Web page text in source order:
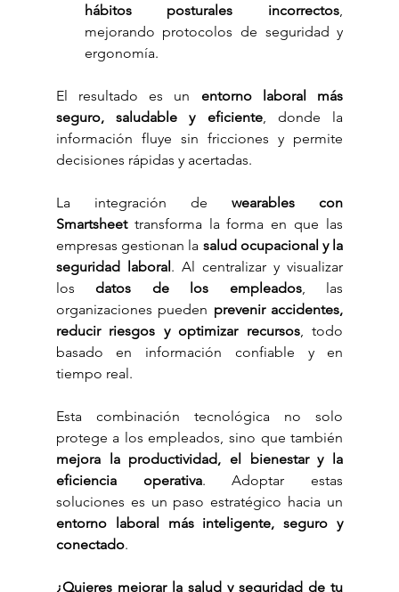
hábitos posturales incorrectos
mejorando protocolos de seguridad y
ergonomía.
El resultado es un entorno laboral más
seguro, saludable y eficiente, donde la
información fluye sin fricciones y permite
decisiones rápidas y acertadas.
La integración de wearables con
Smartsheet transforma la forma en que las
empresas gestionan la salud ocupacional y la
seguridad laboral. Al centralizar y visualizar
los datos de los empleados, las
organizaciones pueden prevenir accidentes,
reducir riesgos y optimizar recursos, todo
basado en información confiable y en
tiempo real.
Esta combinación tecnológica no solo
mejora la productividad, el bienestar y la
eficiencia operativa. Adoptar estas
entorno laboral más inteligente, seguro y
conectado.
¿Quieres mejorar la salud y seguridad de tu